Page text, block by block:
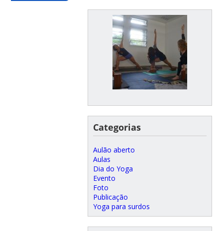
Categorias
Aulão aberto
Aulas
Dia do Yoga
Evento
Foto
Publicação
Yoga para surdos